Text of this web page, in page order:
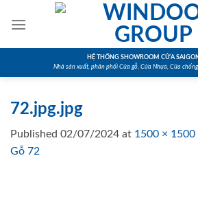
HỆ THỐNG SHOWROOM CỬA
Nhà sản xuất, phân phối Cửa gỗ, Cửa Nhựa, Cửa
72.jpg.jpg
Published 02/07/2024 at 1500 × 1500
Gỗ 72